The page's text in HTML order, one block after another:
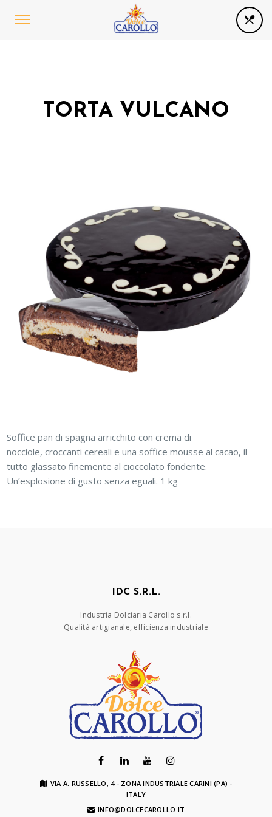
TORTA VULCANO
Soffice pan di spagna arricchito con crema di
nocciole, croccanti cereali e una soffice mousse al cacao, il
tutto glassato finemente al cioccolato fondente.
Un’esplosione di gusto senza eguali.​ 1 kg
IDC S.R.L.
Industria Dolciaria Carollo s.r.l.
Qualità artigianale, efficienza industriale
VIA A. RUSSELLO, 4 - ZONA INDUSTRIALE CARINI (PA) -
ITALY
INFO@DOLCECAROLLO.IT